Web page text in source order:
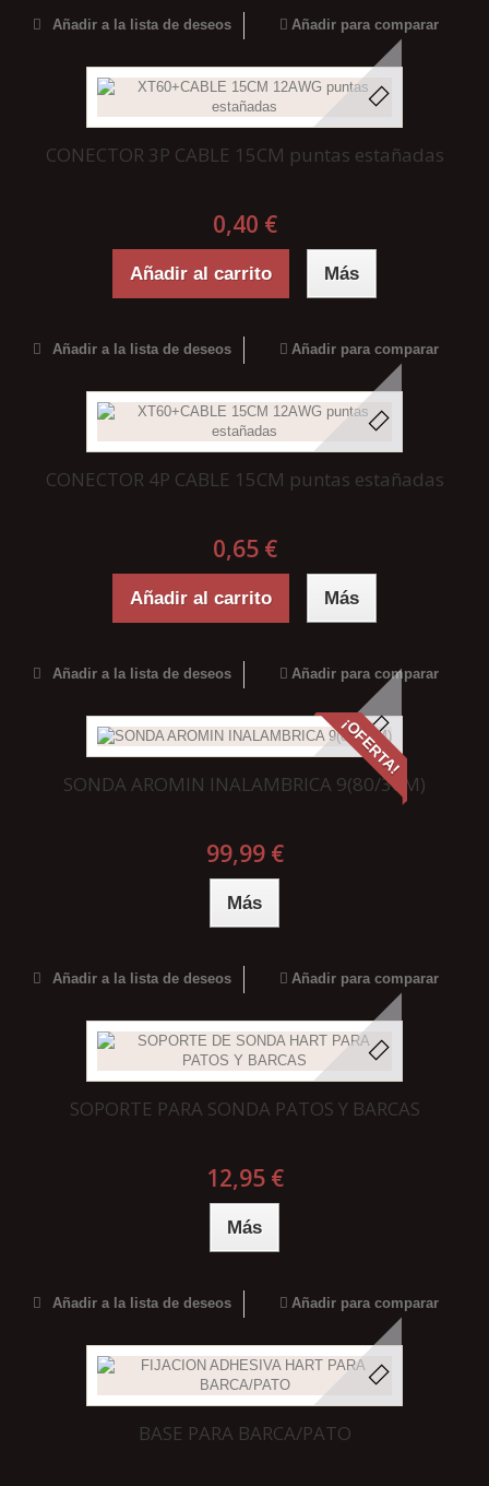
Añadir a la lista de deseos Añadir para comparar
CONECTOR 3P CABLE 15CM puntas estañadas
0,40 €
Añadir al carrito Más
Añadir a la lista de deseos Añadir para comparar
CONECTOR 4P CABLE 15CM puntas estañadas
0,65 €
Añadir al carrito Más
Añadir a la lista de deseos Añadir para comparar
¡OFERTA!
SONDA AROMIN INALAMBRICA 9(80/36M)
99,99 €
Más
Añadir a la lista de deseos Añadir para comparar
SOPORTE PARA SONDA PATOS Y BARCAS
12,95 €
Más
Añadir a la lista de deseos Añadir para comparar
BASE PARA BARCA/PATO